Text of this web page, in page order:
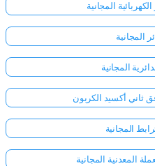
المجانية
المجانية
المجانية
ثاني أكسيد الكربون
المجانية
المعدنية المجانية